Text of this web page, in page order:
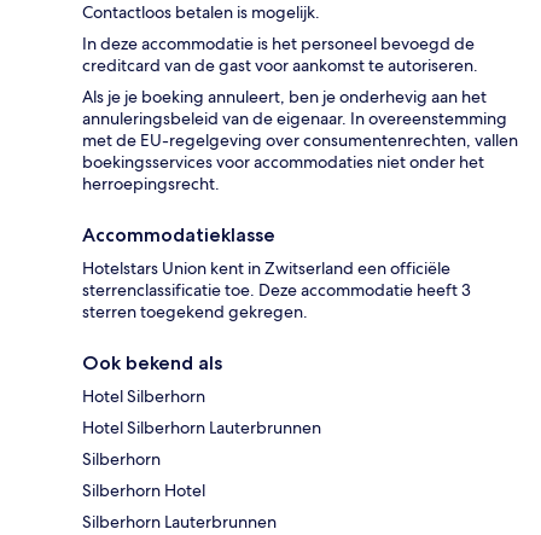
Contactloos betalen is mogelijk.
In deze accommodatie is het personeel bevoegd de
creditcard van de gast voor aankomst te autoriseren.
Als je je boeking annuleert, ben je onderhevig aan het
annuleringsbeleid van de eigenaar. In overeenstemming
met de EU-regelgeving over consumentenrechten, vallen
boekingsservices voor accommodaties niet onder het
herroepingsrecht.
Accommodatieklasse
Hotelstars Union kent in Zwitserland een officiële
sterrenclassificatie toe. Deze accommodatie heeft 3
sterren toegekend gekregen.
Ook bekend als
Hotel Silberhorn
Hotel Silberhorn Lauterbrunnen
Silberhorn
Silberhorn Hotel
Silberhorn Lauterbrunnen